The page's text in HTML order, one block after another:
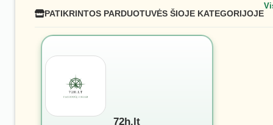
PATIKRINTOS PARDUOTUVĖS ŠIOJE KATEGORIJOJE
72h.lt